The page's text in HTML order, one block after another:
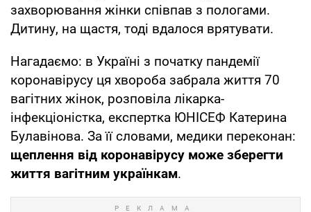
захворювання жінки співпав з пологами.
Дитину, на щастя, тоді вдалося врятувати.
Нагадаємо: в Україні з початку пандемії
коронавірусу ця хвороба забрала життя 70
вагітних жінок, розповіла лікарка-
інфекціоністка, експертка ЮНІСЕФ Катерина
Булавінова. За її словами, медики переконан:
щеплення від коронавірусу може зберегти
життя вагітним українкам.